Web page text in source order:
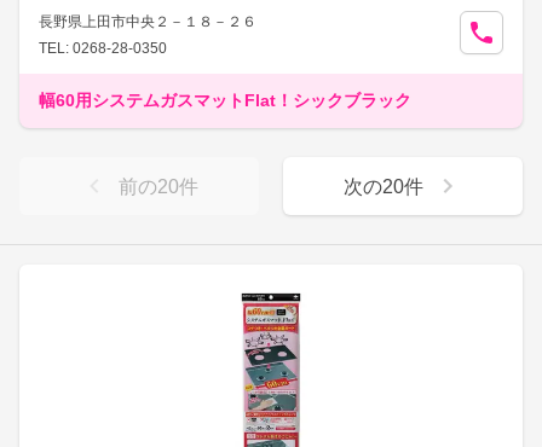
長野県上田市中央２－１８－２６
TEL: 0268-28-0350
幅60用システムガスマットFlat！シックブラック
前の20件 次の20件